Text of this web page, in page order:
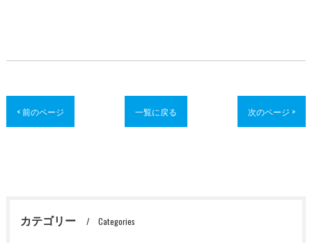
< 前のページ 一覧に戻る 次のページ >
カテゴリー Categories